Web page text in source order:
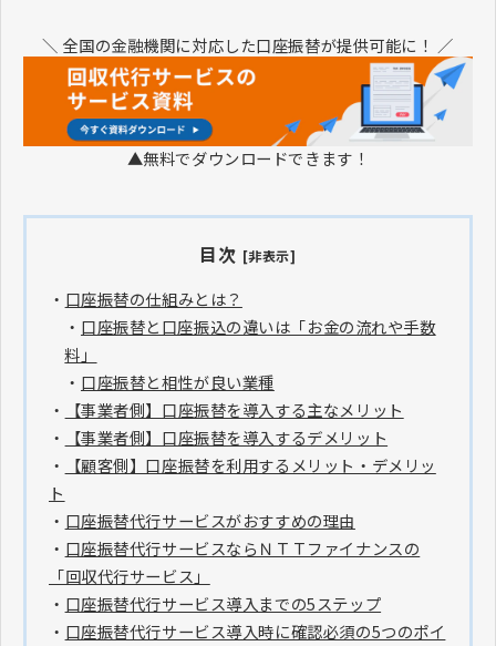
＼ 全国の金融機関に対応した口座振替が提供可能に！ ／
▲無料でダウンロードできます！
目次 [非表示]
・ 口座振替の仕組みとは？
・ 口座振替と口座振込の違いは「お金の流れや手数
料」
・ 口座振替と相性が良い業種
・
【事業者側】口座振替を導入する主なメリット
・
【事業者側】口座振替を導入するデメリット
・
【顧客側】口座振替を利用するメリット・デメリッ
ト
・ 口座振替代行サービスがおすすめの理由
・ 口座振替代行サービスならＮＴＴファイナンスの
「回収代行サービス」
・ 口座振替代行サービス導入までの5ステップ
・ 口座振替代行サービス導入時に確認必須の5つのポイ